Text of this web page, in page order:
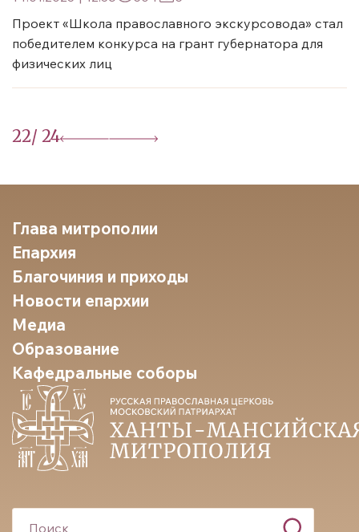
Проект «Школа православного экскурсовода» стал
победителем конкурса на грант губернатора для
физических лиц
22/ 24
Глава митрополии
Епархия
Благочиния и приходы
Новости епархии
Медиа
Образование
Кафедральные соборы